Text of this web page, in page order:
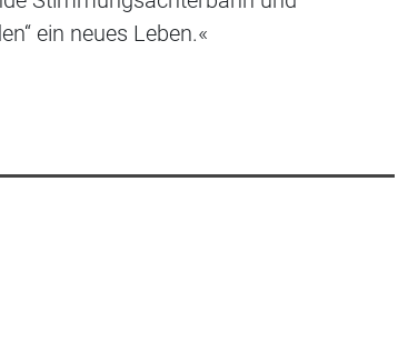
ein neues Leben.«